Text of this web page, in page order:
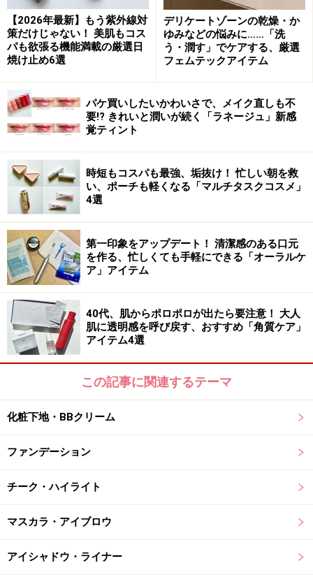
ミドとビタミンEによる保護膜でサポート。うるおいを
閉じ込め、長時間に渡り乾燥から唇を守ってくれる。街
も彩りが深まる秋。ファッションでお洒落を楽しむよう
に、唇も無限の魅力を手に入れオンナ度アップ！
ルージュ アンリミテッド
2006年10月6日発売
【ガイドのおすすめ使用ポイント】
やわらかいワックスが唇を覆うように、なめらかにのび
ます。乾燥で多少唇が荒れている時でも、リップがキレ
イになじんでくれますし、トリートメント効果も高いで
す。唇の縦ジワも目立ちにくくなり、発色もGOOD！ 見
ているだけでも楽しくなるカラーバリエは、クレヨンみ
たいで、「今日はどの色にしようかな？」だけでなく、
てくるのも新鮮。
注目のアーティストカラーは、どれか1本でも持ってい
て損のないアイテム。ビビッドな色に一瞬「どう使う
の？」と思いますが、実際に使ってみると…ホントに不
思議。絵の具を混ぜるような感覚で、色が変化します。
ススメです。
【2026年最新】もう紫外線対
策だけじゃない！ 美肌もコス
パも欲張る機能満載の厳選日
焼け止め6選
デリケートゾーンの乾燥・か
ゆみなどの悩みに……「洗
う・潤す」でケアする、厳選
フェムテックアイテム
パケ買いしたいかわいさで、メイク直しも不
要!? きれいと潤いが続く「ラネージュ」新感
覚ティント
時短もコスパも最強、垢抜け！ 忙しい朝を救
い、ポーチも軽くなる「マルチタスクコスメ」
4選
第一印象をアップデート！ 清潔感のある口元
を作る、忙しくても手軽にできる「オーラルケ
ア」アイテム
40代、肌からポロポロが出たら要注意！ 大人
肌に透明感を呼び戻す、おすすめ「角質ケア」
アイテム4選
この記事に関連するテーマ
化粧下地・BBクリーム
ファンデーション
チーク・ハイライト
マスカラ・アイブロウ
アイシャドウ・ライナー